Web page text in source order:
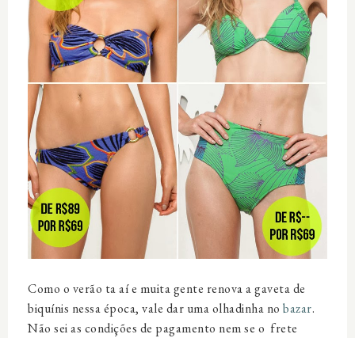
Como o verão ta aí e muita gente renova a gaveta de
biquínis nessa época, vale dar uma olhadinha no bazar.
Não sei as condições de pagamento nem se o frete